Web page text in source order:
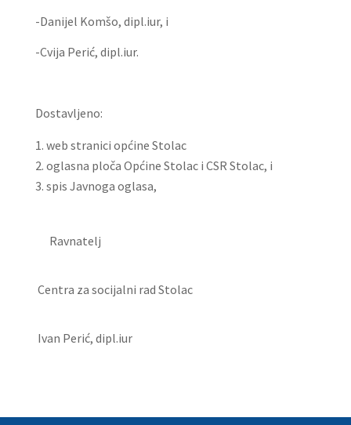
-Danijel Komšo, dipl.iur, i
-Cvija Perić, dipl.iur.
Dostavljeno:
web stranici općine Stolac
oglasna ploča Općine Stolac i CSR Stolac, i
spis Javnoga oglasa,
Ravnatelj
Centra za socijalni rad Stolac
Ivan Perić, dipl.iur